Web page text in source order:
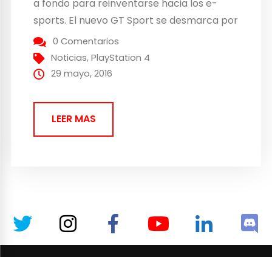
a fondo para reinventarse hacia los e-
sports. El nuevo GT Sport se desmarca por
completo de las anteriores entregas a las
que llevamos jugando desde 1998 en
PlayStation 1. Esta sería la 7ª entrega que
0 Comentarios
Noticias,PlayStation 4
29 mayo, 2016
LEER MAS